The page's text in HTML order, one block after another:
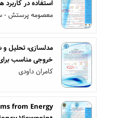
استفاده در کاربرد
معصومه پرستش -
خروجی مناسب
کامران داودی
from Energy